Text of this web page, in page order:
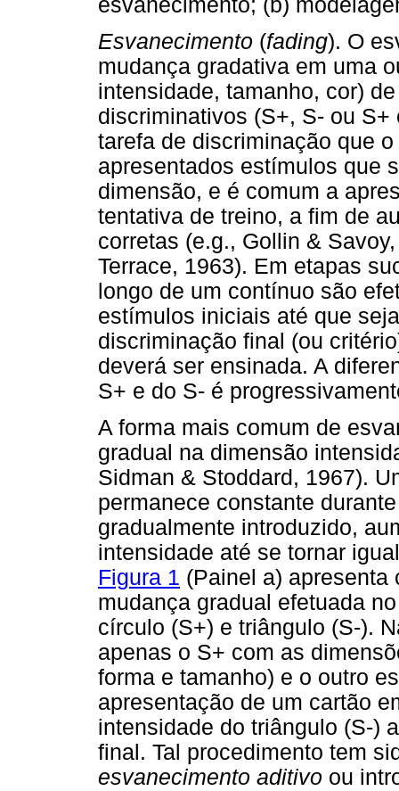
esvanecimento; (b)
Esvanecimento (fading). O
mudança gradativa em uma
intensidade, tamanho, cor)
discriminativos (S+, S- ou
tarefa de discriminação que
apresentados estímulos que
dimensão, e é comum a
tentativa de treino, a fim de
corretas (e.g., Gollin &
Terrace, 1963). Em etapas
longo de um contínuo são
estímulos iniciais até que
discriminação final (ou
deverá ser ensinada. A
S+ e do S- é
A forma mais comum de
gradual na dimensão
Sidman & Stoddard, 1967).
permanece constante
gradualmente introduzido,
intensidade até se tornar
Figura 1 (Painel a) apresenta
mudança gradual efetuada
círculo (S+) e triângulo (S-).
apenas o S+ com as
forma e tamanho) e o outro
apresentação de um cartão
intensidade do triângulo (S-)
final. Tal procedimento tem
esvanecimento aditivo ou